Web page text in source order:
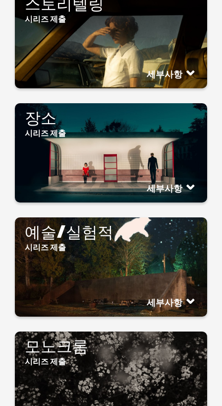
스토리텔링
시리즈 제출
세부사항
장소
시리즈 제출
세부사항
예술/실험적
시리즈 제출
세부사항
모노크롬
시리즈 제출